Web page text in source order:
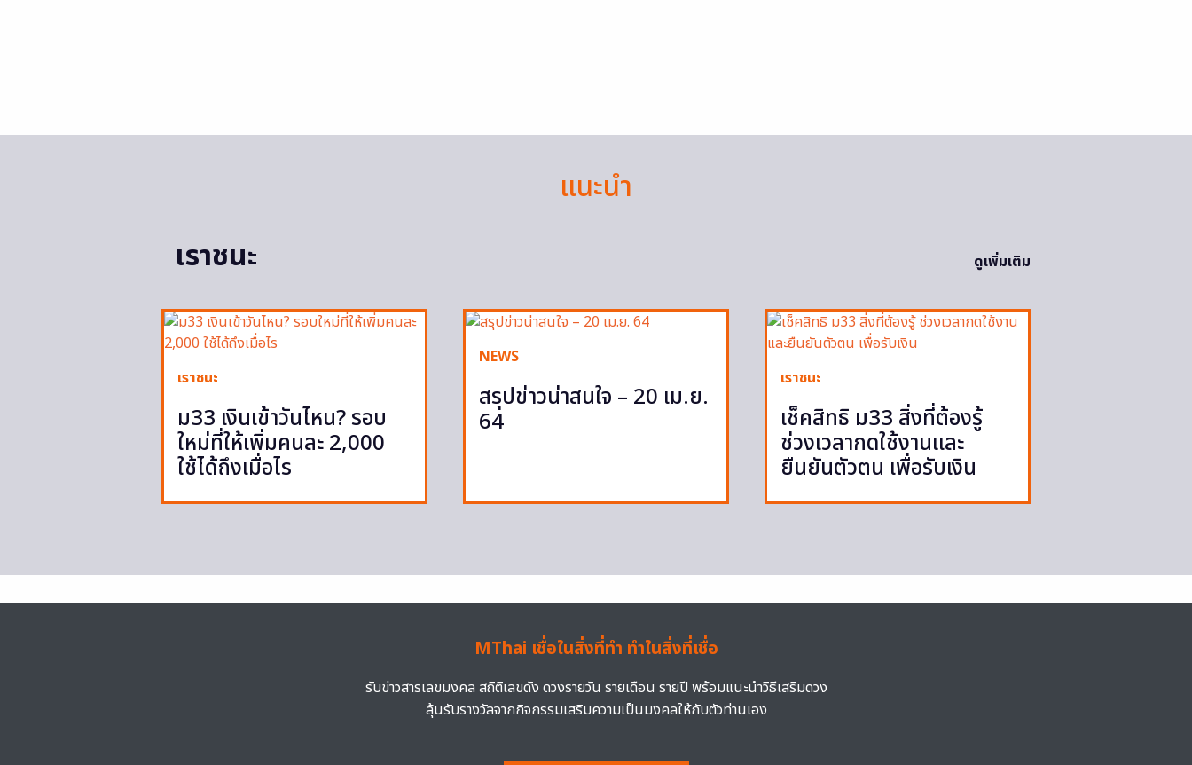
แนะนำ
เราชนะ
ดูเพิ่มเติม
เราชนะ
ม33 เงินเข้าวันไหน? รอบ
ใหม่ที่ให้เพิ่มคนละ 2,000
ใช้ได้ถึงเมื่อไร
NEWS
สรุปข่าวน่าสนใจ – 20 เม.ย.
64
เราชนะ
เช็คสิทธิ ม33 สิ่งที่ต้องรู้
ช่วงเวลากดใช้งานและ
ยืนยันตัวตน เพื่อรับเงิน
MThai เชื่อในสิ่งที่ทำ ทำในสิ่งที่เชื่อ
รับข่าวสารเลขมงคล สถิติเลขดัง ดวงรายวัน รายเดือน รายปี พร้อมแนะนำวิธีเสริมดวง
ลุ้นรับรางวัลจากกิจกรรมเสริมความเป็นมงคลให้กับตัวท่านเอง